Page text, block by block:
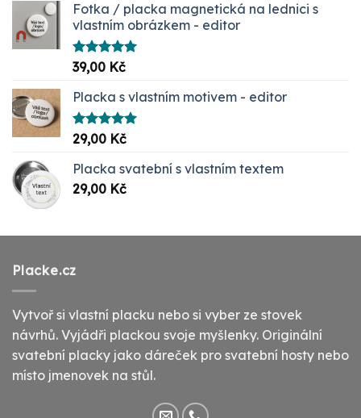
Fotka / placka magnetická na lednici s
vlastním obrázkem - editor
Hodnocení
5.00
39,00 Kč
Placka s vlastním motivem - editor
Hodnocení
5.00
29,00 Kč
Placka svatební s vlastním textem
29,00 Kč
Placke.cz
Vytvoř si vlastní placku nebo si vyber ze stovek
návrhů. Vyjádři plackou svoje myšlenky. Originální
svatební placky jako dáreček pro svatební hosty nebo
místo jmenovek na stůl.